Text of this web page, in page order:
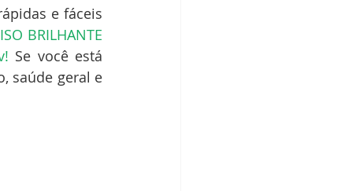
e fáceis
BRILHANTE
Se você está
saúde geral e